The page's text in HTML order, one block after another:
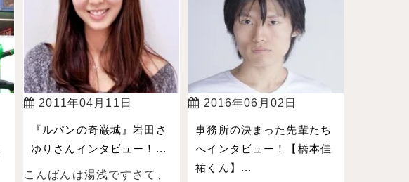
2011年04月11日
『ルパンの奇巌城』岩田さ
ゆりさんインタビュー！...
こんばんは湯浅ですさて、
2016年06月02日
事務所の決まった先輩たち
へインタビュー！【橋本佳
祐くん】...